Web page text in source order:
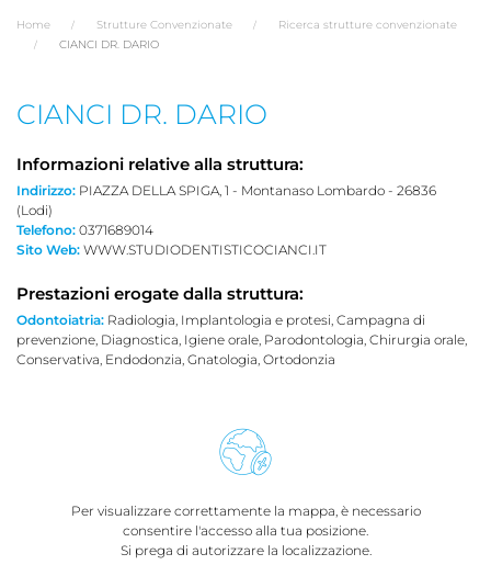
Home Strutture Convenzionate
Ricerca strutture convenzionate
CIANCI DR. DARIO
CIANCI DR. DARIO
Informazioni relative alla struttura:
Indirizzo: PIAZZA DELLA SPIGA, 1 - Montanaso Lombardo - 26836
(Lodi)
Telefono: 0371689014
Sito Web: WWW.STUDIODENTISTICOCIANCI.IT
Prestazioni erogate dalla struttura:
Odontoiatria: Radiologia, Implantologia e protesi, Campagna di
prevenzione, Diagnostica, Igiene orale, Parodontologia, Chirurgia orale,
Conservativa, Endodonzia, Gnatologia, Ortodonzia
Per visualizzare correttamente la mappa, è necessario
consentire l'accesso alla tua posizione.
Si prega di autorizzare la localizzazione.